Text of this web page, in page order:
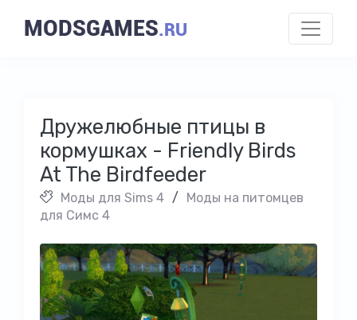
MODSGAMES.RU
Дружелюбные птицы в
кормушках - Friendly Birds
At The Birdfeeder
Моды для Sims 4 /
Моды на питомцев
для Симс 4